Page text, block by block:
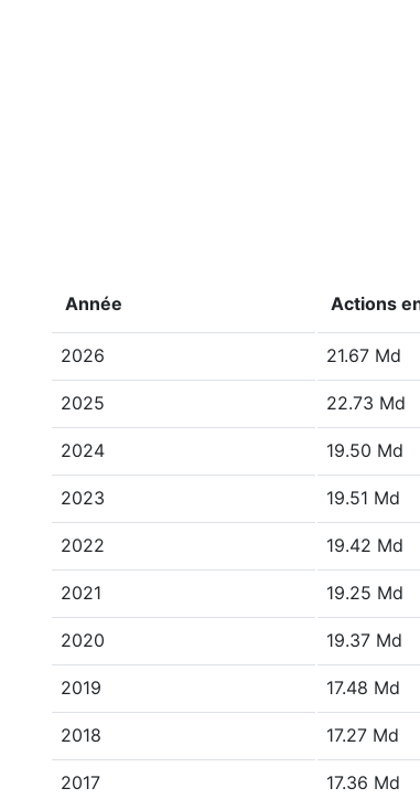
Année Actions
2026 21.67 Md
2025 22.73 Md
2024 19.50 Md
2023 19.51 Md
2022 19.42 Md
2021 19.25 Md
2020 19.37 Md
2019 17.48 Md
2018 17.27 Md
2017 17.36 Md